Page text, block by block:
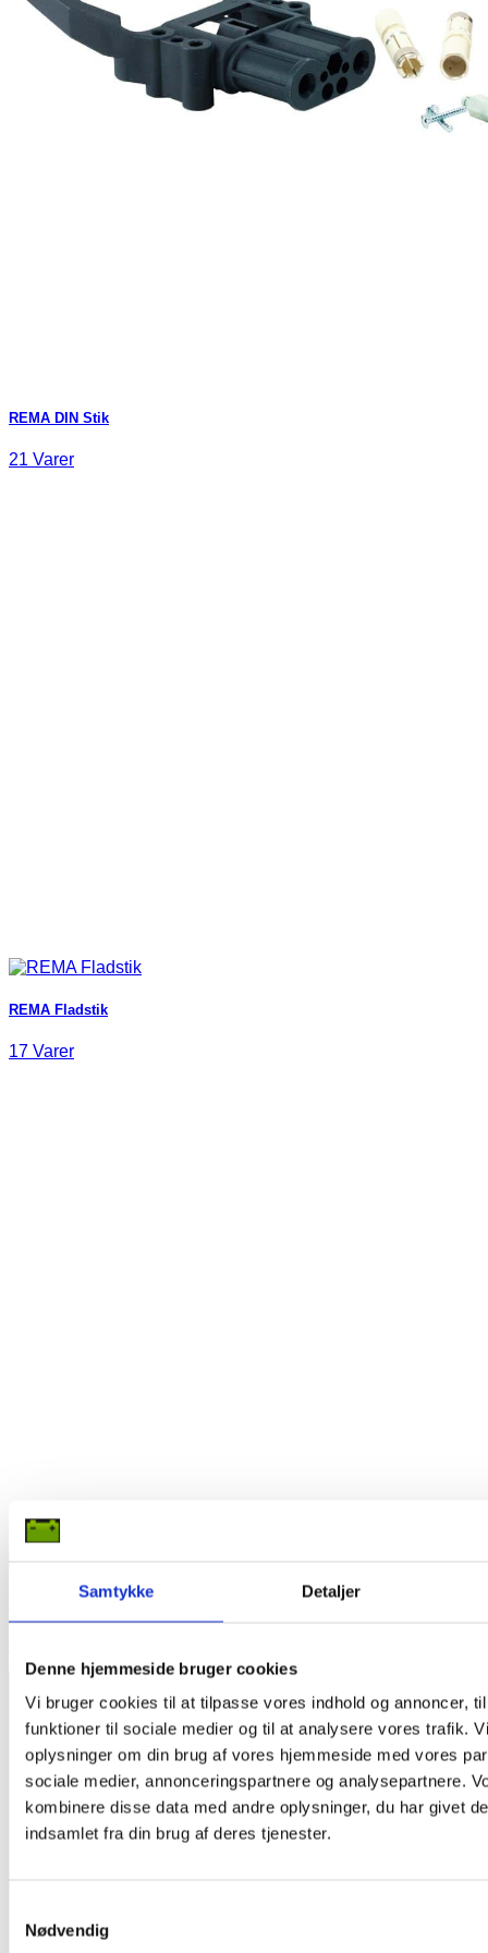
Samtykke Detaljer
Denne hjemmeside bruger cookies
Vi bruger cookies til at tilpasse vores indhold og annoncer,
funktioner til sociale medier og til at analysere vores trafik.
oplysninger om din brug af vores hjemmeside med vores
sociale medier, annonceringspartnere og analysepartnere.
kombinere disse data med andre oplysninger, du har givet
indsamlet fra din brug af deres tjenester.
Nødvendig
REMA DIN Stik
21 Varer
REMA Fladstik
17 Varer
Reservedele til DIN stik
Kontakt Os
akkumulator.dk
Falkevej 11
DK-6705 Esbjerg Ø
+45 75140611
mail@akkumulator.dk
Hurtige Genveje